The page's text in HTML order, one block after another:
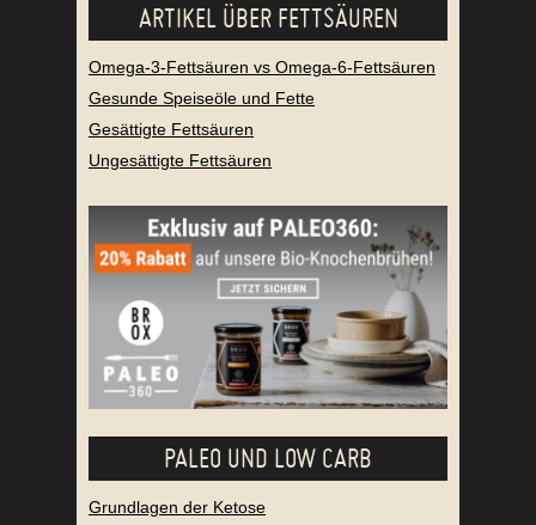
ARTIKEL ÜBER FETTSÄUREN
Omega-3-Fettsäuren vs Omega-6-Fettsäuren
Gesunde Speiseöle und Fette
Gesättigte Fettsäuren
Ungesättigte Fettsäuren
PALEO UND LOW CARB
Grundlagen der Ketose